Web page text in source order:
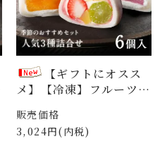
【ギフトにオスス
メ】【冷凍】フルーツ大
ちり＆ブルーベリーの福
＆マンゴーの福 各2個
販売価格
3,024円(内税)